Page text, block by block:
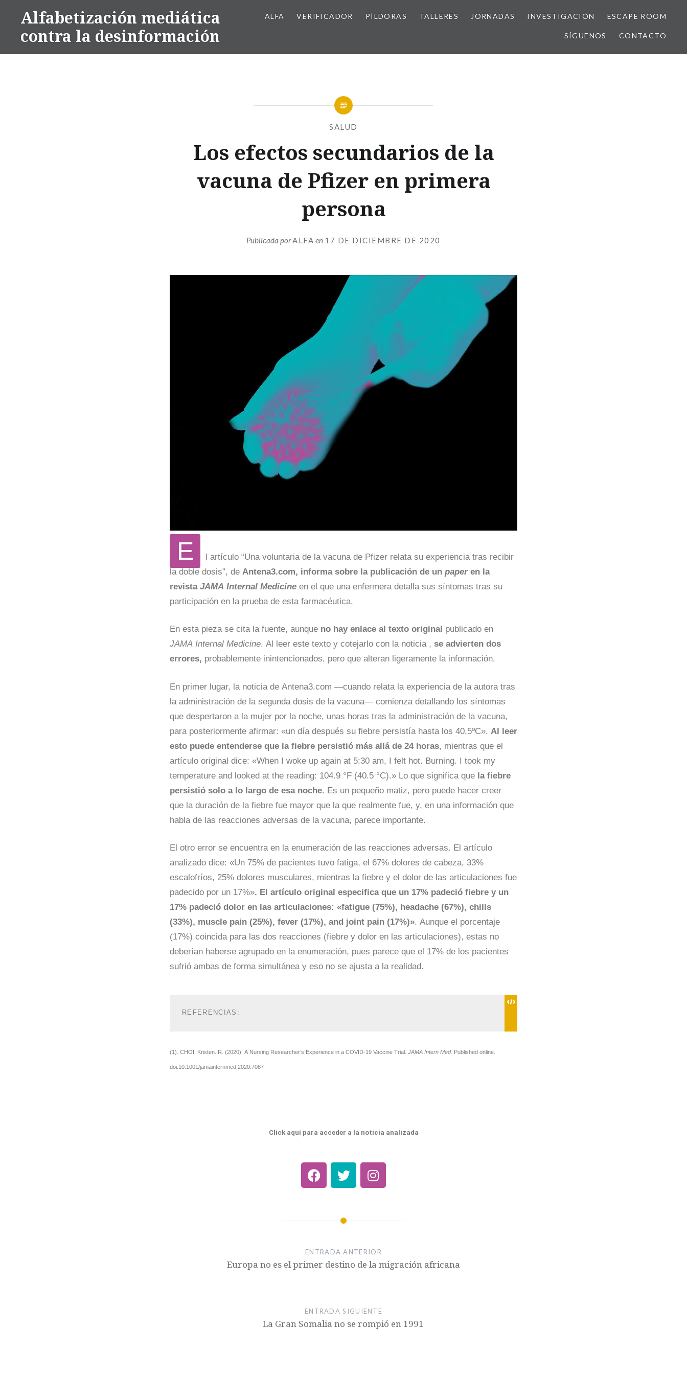
Alfabetización mediática
contra la desinformación
ALFA VERIFICADOR PÍLDORAS TALLERES JORNADAS INVESTIGACIÓN ESCAPE ROOM
SÍGUENOS CONTACTO
SALUD
Los efectos secundarios de la
vacuna de Pfizer en primera
persona
Publicada porALFA en 17 DE DICIEMBRE DE 2020
E
l artículo “Una voluntaria de la vacuna de Pfizer relata su experiencia tras recibir
la doble dosis”, de Antena3.com, informa sobre la publicación de un paperen la
revista JAMA Internal Medicine en el que una enfermera detalla sus síntomas tras su
participación en la prueba de esta farmacéutica.
En esta pieza se cita la fuente, aunque no hay enlace al texto original publicado en
JAMA Internal Medicine. Al leer este texto y cotejarlo con la noticia , se advierten dos
errores, probablemente inintencionados, pero que alteran ligeramente la información.
En primer lugar, la noticia de Antena3.com —cuando relata la experiencia de la autora tras
la administración de la segunda dosis de la vacuna— comienza detallando los síntomas
que despertaron a la mujer por la noche, unas horas tras la administración de la vacuna,
para posteriormente afirmar: «un día después su fiebre persistía hasta los 40,5ºC». Al leer
esto puede entenderse que la fiebre persistió más allá de 24 horas, mientras que el
artículo original dice: «When I woke up again at 5:30 am, I felt hot. Burning. I took my
temperature and looked at the reading: 104.9 °F (40.5 °C).» Lo que significa que la fiebre
persistió solo a lo largo de esa noche. Es un pequeño matiz, pero puede hacer creer
que la duración de la fiebre fue mayor que la que realmente fue, y, en una información que
habla de las reacciones adversas de la vacuna, parece importante.
El otro error se encuentra en la enumeración de las reacciones adversas. El artículo
analizado dice: «Un 75% de pacientes tuvo fatiga, el 67% dolores de cabeza, 33%
escalofríos, 25% dolores musculares, mientras la fiebre y el dolor de las articulaciones fue
padecido por un 17%». El artículo original especifica que un 17% padeció fiebre y un
17% padeció dolor en las articulaciones: «fatigue (75%), headache (67%), chills
(33%), muscle pain (25%), fever (17%), and joint pain (17%)». Aunque el porcentaje
(17%) coincida para las dos reacciones (fiebre y dolor en las articulaciones), estas no
deberían haberse agrupado en la enumeración, pues parece que el 17% de los pacientes
sufrió ambas de forma simultánea y eso no se ajusta a la realidad.
REFERENCIAS:
(1). CHOI, Kristen. R. (2020). A Nursing Researcher’s Experience in a COVID-19 Vaccine Trial. JAMA Intern Med. Published online.
doi:10.1001/jamainternmed.2020.7087
Click aquí para acceder a la noticia analizada
ENTRADA ANTERIOR
Europa no es el primer destino de la migración africana
ENTRADA SIGUIENTE
La Gran Somalia no se rompió en 1991